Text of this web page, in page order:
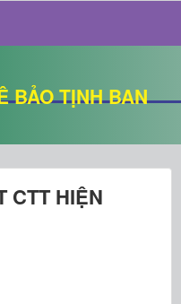
BẢO TỊNH BAN
CTT HIỆN